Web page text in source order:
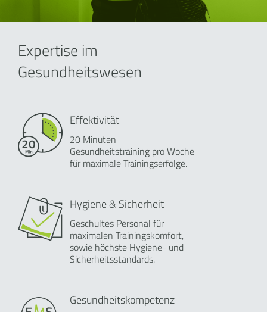
Expertise im
Gesundheitswesen
Effektivität
20 Minuten
Gesundheitstraining pro Woche
für maximale Trainingserfolge.
Hygiene & Sicherheit
Geschultes Personal für
maximalen Trainingskomfort,
sowie höchste Hygiene- und
Sicherheitsstandards.
Gesundheitskompetenz